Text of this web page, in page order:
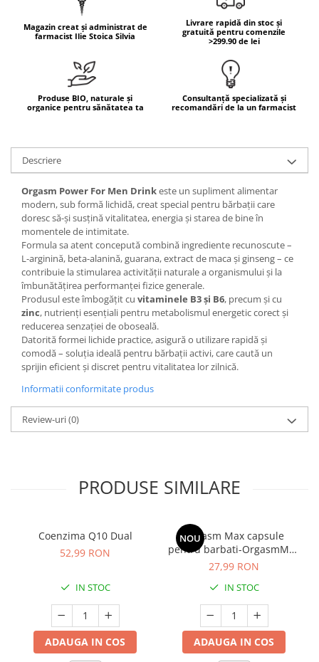
COSRX
Cettua
Haruharu Wonder
ARIUL
Dr. Althea
DELLA BORN
Seleniu
Seminte de in
Ulei de cocos
Ulei MCT
Vitamina A
Vitamina B
Vitamina C
Vitamina D
Vitamina E
Vitamina K
Zinc
Cătină
Chlorella
Colina
Electroliti
Produse Apicole
Magazin creat și administrat de
farmacist Ilie Stoica Silvia
Livrare rapidă din stoc și
gratuită pentru comenzile
>299.90 de lei
Produse BIO, naturale și
organice pentru sănătatea ta
Consultanță specializată și
recomandări de la un farmacist
Descriere
Orgasm Power For Men Drinkeste un supliment alimentar
modern, sub formă lichidă, creat special pentru bărbații care
doresc să-și susțină vitalitatea, energia și starea de bine în
momentele de intimitate.
Formula sa atent concepută combină ingrediente recunoscute –
L-arginină, beta-alanină, guarana, extract de maca și ginseng – ce
contribuie la stimularea activității naturale a organismului și la
îmbunătățirea performanței fizice generale.
Produsul este îmbogățit cu vitaminele B3 și B6, precum și cu
zinc, nutrienți esențiali pentru metabolismul energetic corect și
reducerea senzației de oboseală.
Datorită formei lichide practice, asigură o utilizare rapidă și
comodă – soluția ideală pentru bărbații activi, care caută un
sprijin eficient și discret pentru vitalitatea lor zilnică.
Informatii conformitate produs
Review-uri(0)
PRODUSE SIMILARE
Coenzima Q10 Dual
52,99 RON
IN STOC
ADAUGA IN COS
NOU
Orgasm Max capsule
pentru barbati-OrgasmMax
Men, pentru potență,
creșterea libidoului
masculin, 2 capsule
27,99 RON
IN STOC
ADAUGA IN COS